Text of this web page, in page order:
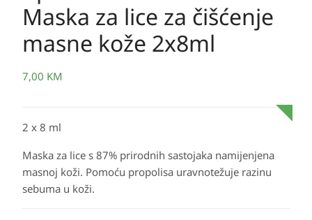
Maska za lice za čišćenje
masne kože 2x8ml
7,00 KM
2 x 8 ml
Maska za lice s 87% prirodnih sastojaka namijenjena
masnoj koži. Pomoću propolisa uravnotežuje razinu
sebuma u koži.